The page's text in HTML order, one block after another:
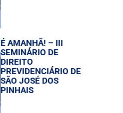
É AMANHÃ! – III
SEMINÁRIO DE
DIREITO
PREVIDENCIÁRIO DE
SÃO JOSÉ DOS
PINHAIS